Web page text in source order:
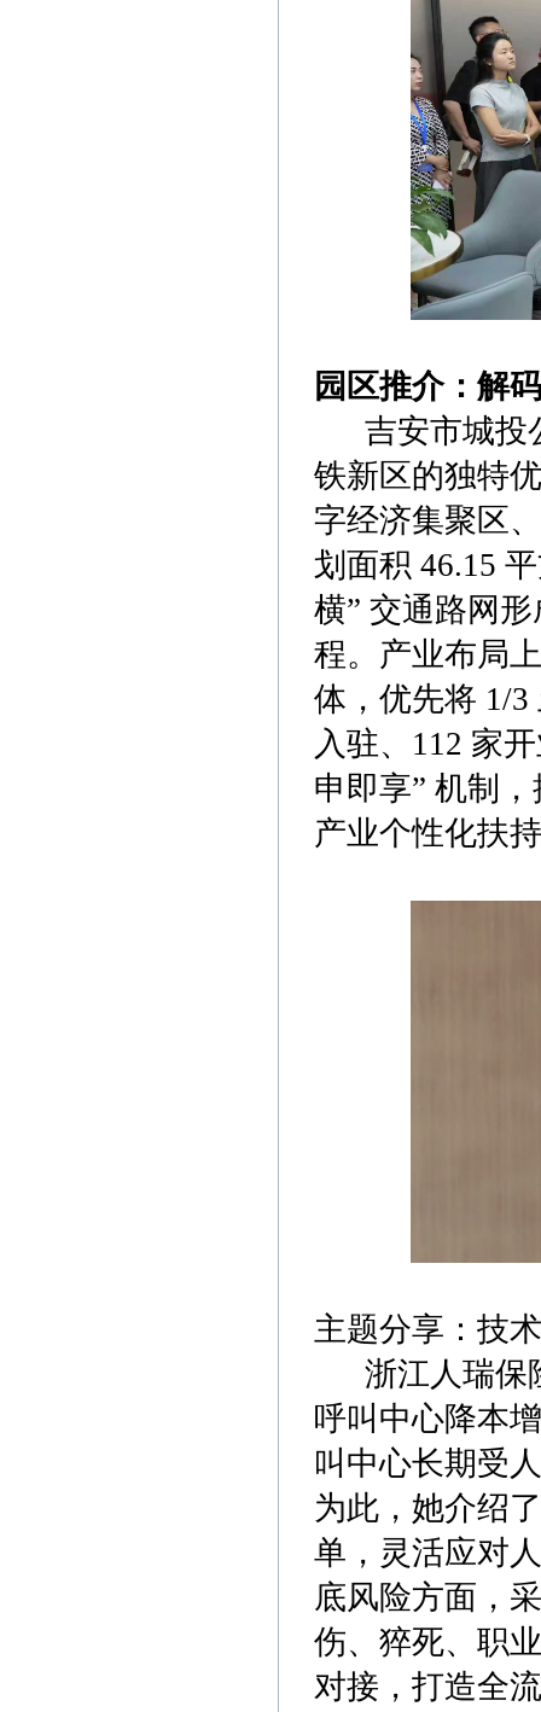
园区推介：解
吉安市城投
铁新区的独特
字经济集聚区
划面积 46.15
横” 交通路网
程。产业布局
体，优先将 1/3
入驻、112 家
申即享” 机制
产业个性化扶
主题分享：技
浙江人瑞保
呼叫中心降本
叫中心长期受
为此，她介绍
单，灵活应对
底风险方面，
伤、猝死、职
对接，打造全